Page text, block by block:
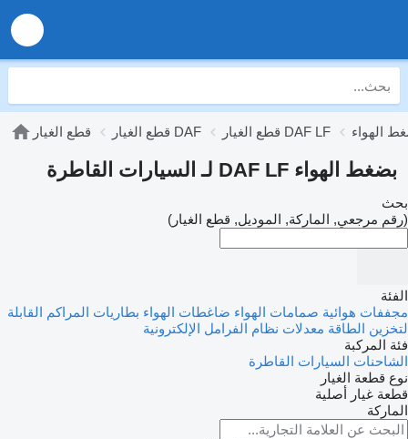
قطع الغيار قطع الغيار DAF قطع الغيار DAF LF
بضغط الهواء DAF LF لـ السيارات القاطرة
بحث
(رقم مرجعي, الماركة, الموديل, قطع الغيار)
الفئة
مجففات هوائية صمامات الهواء ضاغطات الهواء بطاريات المراكم القابلة
لتخزين الطاقة معدلات نظام الفرامل الإلكترونية
فئة المركبة
الشاحنات السيارات القاطرة
نوع قطعة الغيار
قطعة غيار أصلية
الماركة